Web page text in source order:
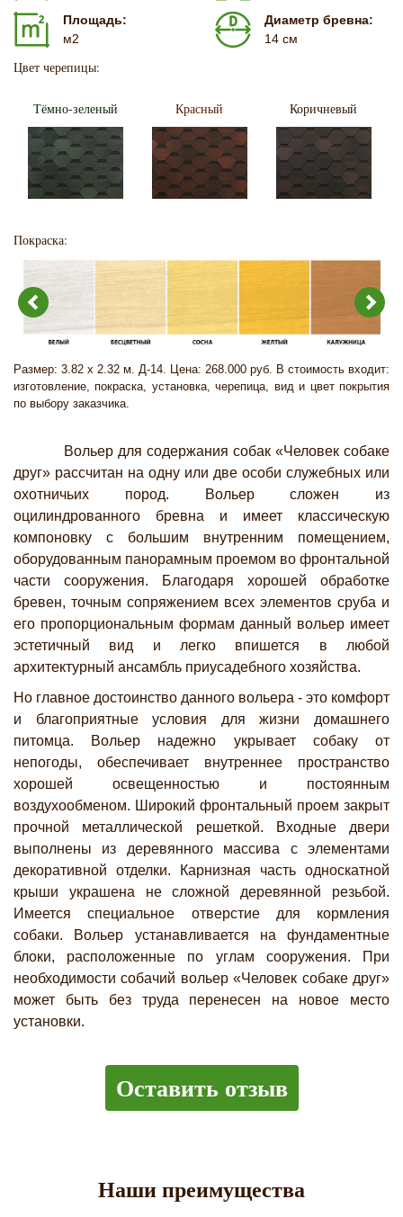
Площадь:
м2
Диаметр бревна:
14 см
Цвет черепицы:
Тёмно-зеленый Красный Коричневый
Покраска:
Размер: 3.82 х 2.32 м. Д-14. Цена: 268.000 руб. В стоимость входит:
изготовление, покраска, установка, черепица, вид и цвет покрытия
по выбору заказчика.
Вольер для содержания собак «Человек собаке
друг» рассчитан на одну или две особи служебных или
охотничьих пород. Вольер сложен из
оцилиндрованного бревна и имеет классическую
компоновку с большим внутренним помещением,
оборудованным панорамным проемом во фронтальной
части сооружения. Благодаря хорошей обработке
бревен, точным сопряжением всех элементов сруба и
его пропорциональным формам данный вольер имеет
эстетичный вид и легко впишется в любой
архитектурный ансамбль приусадебного хозяйства.
Но главное достоинство данного вольера - это комфорт
и благоприятные условия для жизни домашнего
питомца. Вольер надежно укрывает собаку от
непогоды, обеспечивает внутреннее пространство
хорошей освещенностью и постоянным
воздухообменом. Широкий фронтальный проем закрыт
прочной металлической решеткой. Входные двери
выполнены из деревянного массива с элементами
декоративной отделки. Карнизная часть односкатной
крыши украшена не сложной деревянной резьбой.
Имеется специальное отверстие для кормления
собаки. Вольер устанавливается на фундаментные
блоки, расположенные по углам сооружения. При
необходимости собачий вольер «Человек собаке друг»
может быть без труда перенесен на новое место
установки.
Оставить отзыв
Наши преимущества